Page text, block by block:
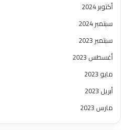
أكتوبر 2024
سبتمبر 2024
سبتمبر 2023
أغسطس 2023
مايو 2023
أبريل 2023
مارس 2023